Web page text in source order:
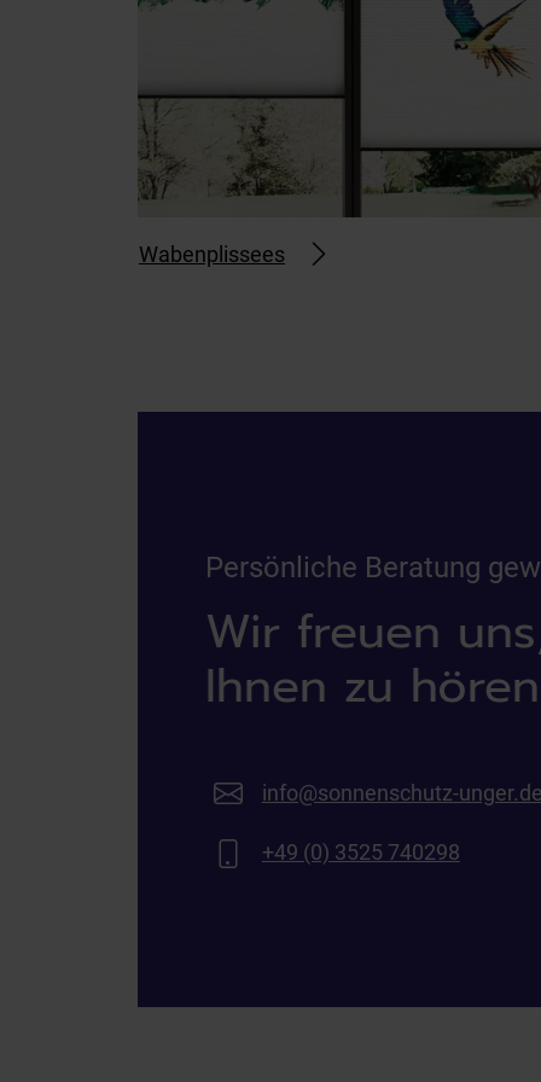
Wabenplissees
Persönliche Beratung
Wir freuen
Ihnen zu
info@sonnenschutz-unger.de
+49 (0) 3525 740298